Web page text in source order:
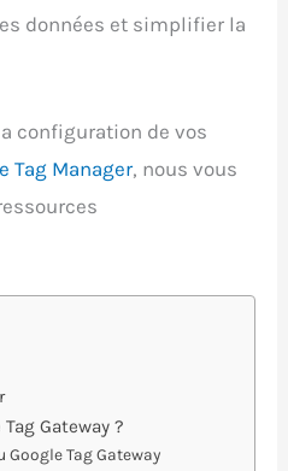
données et simplifier la
configuration de vos
Tag Manager, nous vous
Gateway ?
Tag Gateway